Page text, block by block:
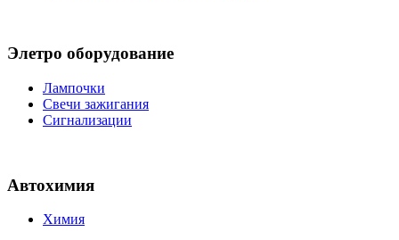
Элетро оборудование
Лампочки
Свечи зажигания
Сигнализации
Автохимия
Химия